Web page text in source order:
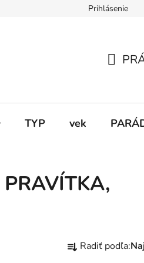
Prihlásenie
KOŠÍK
TYP vek
a Radiť podľa: